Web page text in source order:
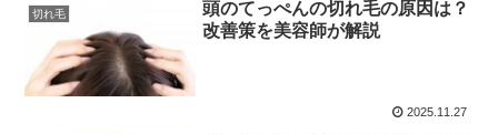
切れ毛
頭のてっぺんの切れ毛の原因は？
改善策を美容師が解説
2025.11.27